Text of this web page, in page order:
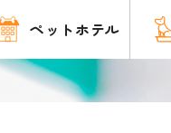
ペットホテル